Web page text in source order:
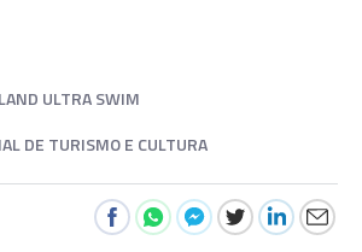
ULTRA SWIM
DE TURISMO E CULTURA